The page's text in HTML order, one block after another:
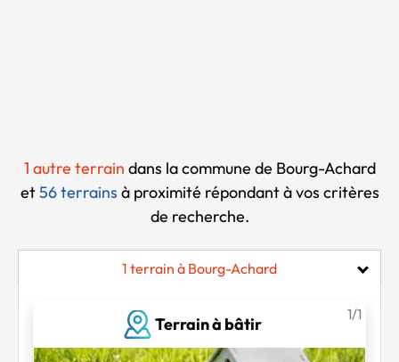
1 autre terrain dans la commune de Bourg-Achard
et56 terrains à proximité répondant à vos critères
de recherche.
1 terrain à Bourg-Achard
Terrain à bâtir
1/1